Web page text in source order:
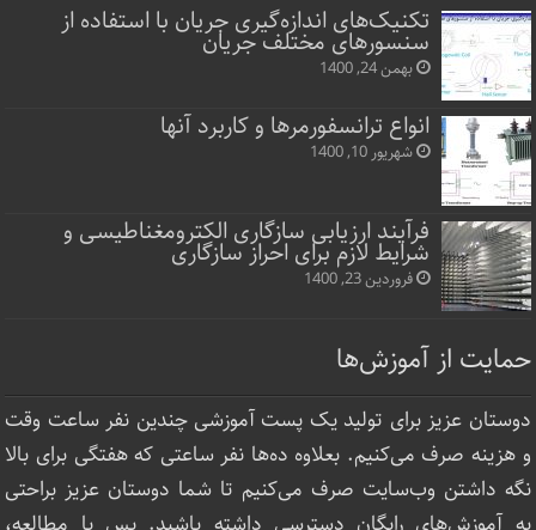
تکنیک‌های اندازه‌گیری جریان با استفاده از
سنسورهای مختلف جریان
بهمن 24, 1400
انواع ترانسفورمرها و کاربرد آنها
شهریور 10, 1400
فرآیند ارزیابی سازگاری الکترومغناطیسی و
شرایط لازم برای احراز سازگاری
فروردین 23, 1400
حمایت از آموزش‌ها
دوستان عزیز برای تولید یک پست آموزشی چندین نفر ساعت‌ وقت
و هزینه صرف می‌کنیم. بعلاوه ده‌ها نفر ساعتی که هفتگی برای بالا
نگه داشتن وب‌سایت صرف ‌می‌کنیم تا شما دوستان عزیز براحتی